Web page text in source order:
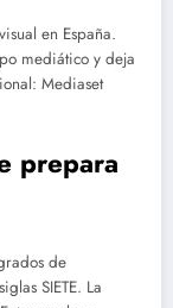
en España.
mediático y deja
Mediaset
prepara
de
SIETE. La